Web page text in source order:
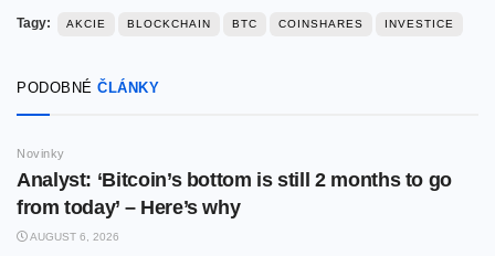
Tagy: AKCIE BLOCKCHAIN BTC COINSHARES INVESTICE
PODOBNÉ ČLÁNKY
Novinky
Analyst: ‘Bitcoin’s bottom is still 2 months to go
from today’ – Here’s why
AUGUST 6, 2026